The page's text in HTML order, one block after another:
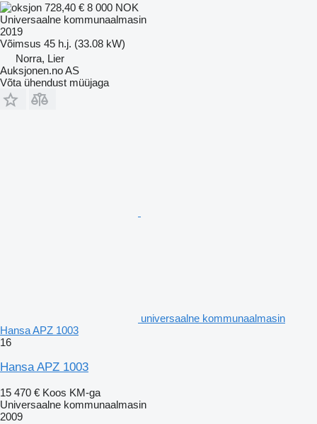
728,40 € 8 000 NOK
Universaalne kommunaalmasin
2019
Võimsus 45 h.j. (33.08 kW)
Norra, Lier
Auksjonen.no AS
Võta ühendust müüjaga
universaalne kommunaalmasin
Hansa APZ 1003
16
Hansa APZ 1003
15 470 € Koos KM-ga
Universaalne kommunaalmasin
2009